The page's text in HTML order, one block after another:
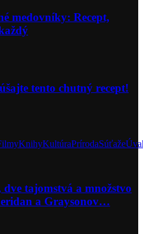
medovníky: Recept,
tento chutný recept!
KnihyKultúraPrírodaSúťaže
tajomstvá a množstvo
a Graysonov…